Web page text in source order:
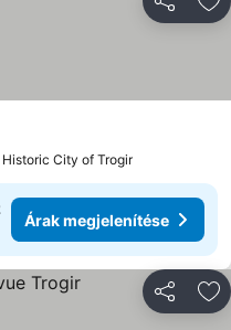
City of Trogir
Árak megjelenítése